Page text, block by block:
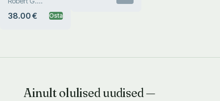
38.00 € Osta
Ainult olulised uudised —